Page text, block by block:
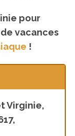
pour
vacances
!
Virginie,